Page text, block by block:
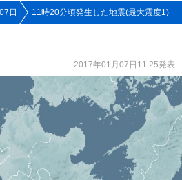
日 11時20分頃発生した地震(最大震度1)
2017年01月07日11:25発表